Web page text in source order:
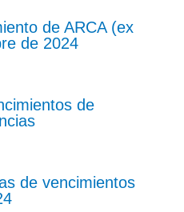
de ARCA (ex
de 2024
de
de vencimientos